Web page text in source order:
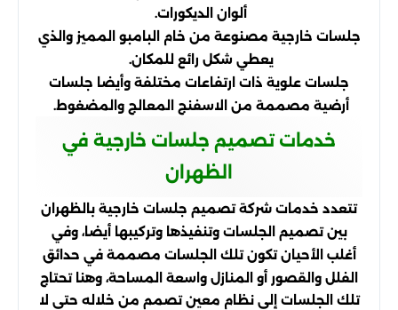
ألوان الديكورات.
جلسات خارجية مصنوعة من خام البامبو المميز والذي
يعطي شكل رائع للمكان.
جلسات علوية ذات ارتفاعات مختلفة وأيضا جلسات
أرضية مصممة من الاسفنج المعالج والمضغوط.
خدمات تصميم جلسات خارجية في
الظهران
تتعدد خدمات شركة تصميم جلسات خارجية بالظهران
بين تصميم الجلسات وتنفيذها وتركيبها أيضا، وفي
أغلب الأحيان تكون تلك الجلسات مصممة في حدائق
الفلل والقصور أو المنازل واسعة المساحة، وهنا تحتاج
تلك الجلسات إلى نظام معين تصمم من خلاله حتى لا